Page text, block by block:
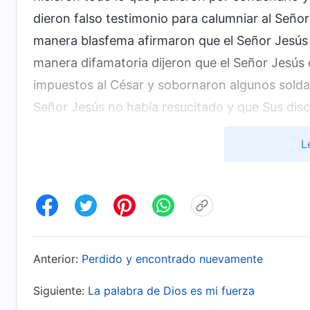
dieron falso testimonio para calumniar al
manera blasfema afirmaron que el Señor
manera difamatoria dijeron que el Señor
impuestos al César y sobornaron algunos
Señor Jesús no había resucitado y que Sus
chino, que intenta convertir a China en una
incontables mentiras y falsos testimonios
Todopoderoso con el fin de engañar y
obra de Dios de los últimos días. Muchas
discernimiento creen ciegamente estos
falacias, acosando a las personas e
Anterior: Perdido y encontrado nuevamente
Siguiente: La palabra de Dios es mi fuerza